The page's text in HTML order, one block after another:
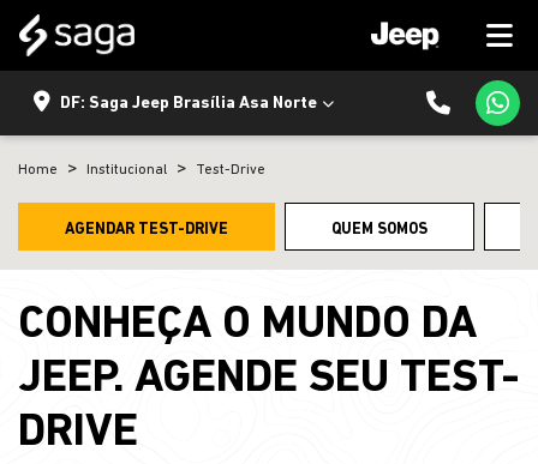
DF: Saga Jeep Brasília Asa Norte
Home Institucional Test-Drive
QUEM SOMOS
AGENDAR TEST-DRIVE
CONHEÇA O MUNDO DA
JEEP. AGENDE SEU TEST-
DRIVE